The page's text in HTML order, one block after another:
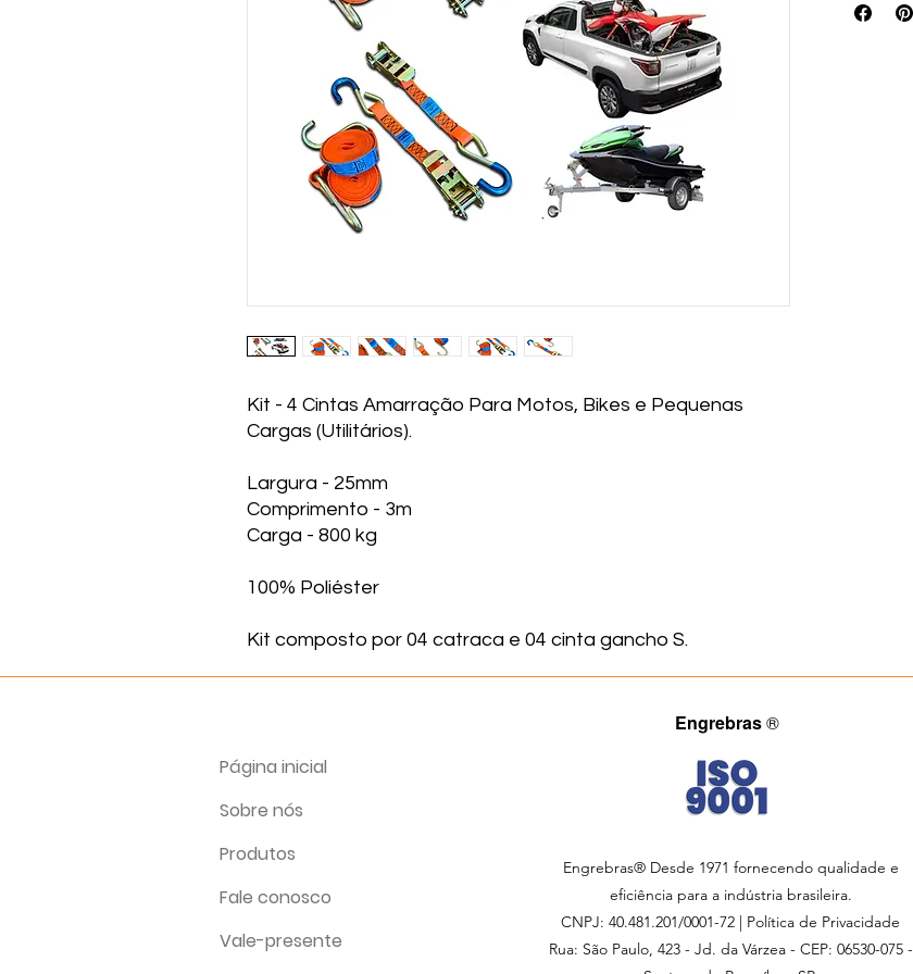
Kit - 4 Cintas Amarração Para Motos, Bikes e Pequenas
Cargas (Utilitários).
Largura - 25mm
Comprimento - 3m
Carga - 800 kg
100% Poliéster
Kit composto por 04 catraca e 04 cinta gancho S.
Engrebras®
Página inicial
Sobre nós
Produtos
Fale conosco
Vale-presente
Engrebras® Desde 1971 fornecendo qualidade e
eficiência para a indústria brasileira.
CNPJ: 40.481.201/0001-72 | Política de Privacidade
Rua: São Paulo, 423 - Jd. da Várzea - CEP: 06530-075 -